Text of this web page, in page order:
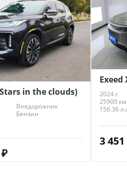
in the clouds)
Внедорожник
Бензин
₽
Exeed
2024 г.
25900 км.
156.36
3